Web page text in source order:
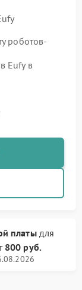
роботов-
Eufy в
платыдля
800 руб.